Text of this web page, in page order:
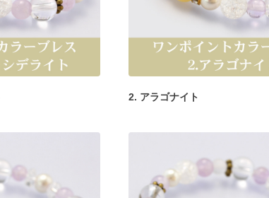
2. アラゴナイト